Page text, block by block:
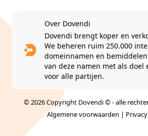
Over Dovendi
Dovendi brengt koper en
We beheren ruim 250.000
domeinnamen en
van deze namen met als doel
voor alle partijen.
© 2026 Copyright Dovendi © - alle
Algemene voorwaarden |